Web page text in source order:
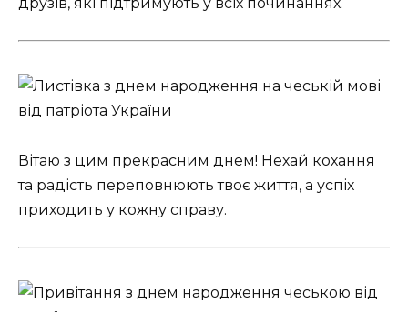
Вітаю з цим прекрасним днем! Нехай кохання
та радість переповнюють твоє життя, а успіх
приходить у кожну справу.